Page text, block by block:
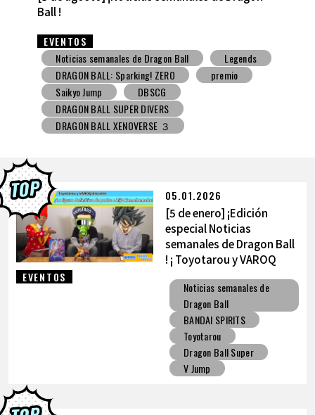
EVENTOS
Noticias semanales de Dragon Ball
Snack con juguete
V Jump
DRAGON BALL SUPER DIVERS
DRAGON BALL XENOVERSE ３
DRAGON BALL GEKISHIN SQUADRA
DRAGON BALL: Sparking! ZERO
BANDAI
EVENTOS
05.01.2026
[5 de enero] ¡Edición
especial Noticias
semanales de Dragon Ball
! ¡ Toyotarou y VAROQ
definitiva de
Kamehameha padre-hijo!
Noticias semanales de
Dragon Ball
BANDAI SPIRITS
Toyotarou
Dragon Ball Super
V Jump